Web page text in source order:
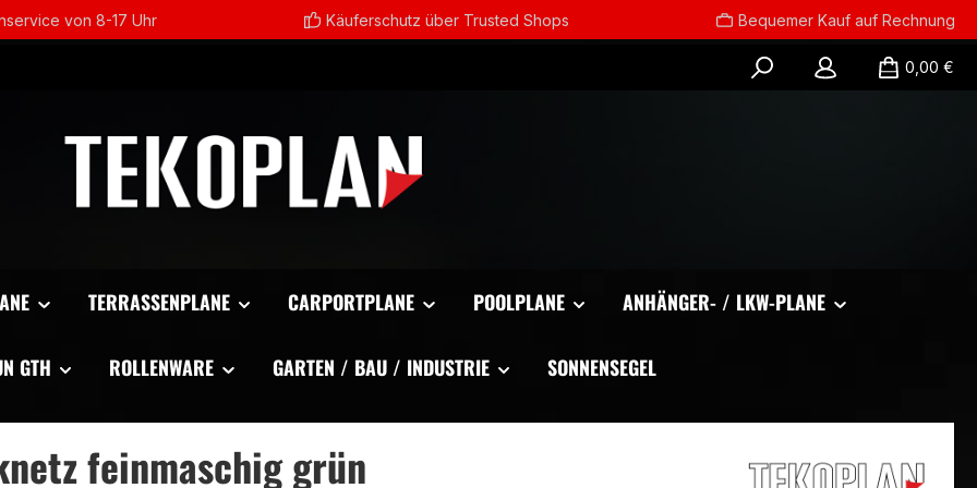
von 8-17 Uhr Käuferschutz über Trusted Shops Bequemer Kauf auf Rechnung
0,00 €
TERRASSENPLANE CARPORTPLANE POOLPLANE ANHÄNGER- / LKW-PLANE
GTH ROLLENWARE GARTEN / BAU / INDUSTRIE SONNENSEGEL
feinmaschig grün